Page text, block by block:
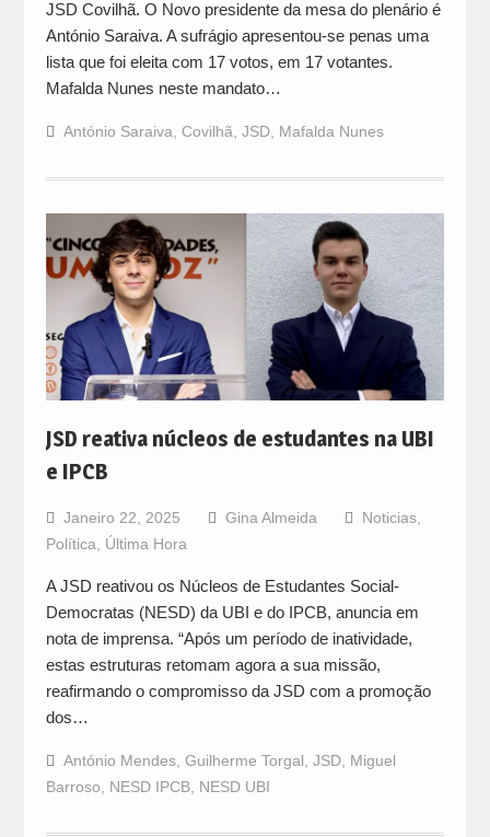
JSD Covilhã. O Novo presidente da mesa do plenário é
António Saraiva. A sufrágio apresentou-se penas uma
lista que foi eleita com 17 votos, em 17 votantes.
Mafalda Nunes neste mandato…
António Saraiva, Covilhã, JSD, Mafalda Nunes
JSD reativa núcleos de estudantes na UBI
e IPCB
Janeiro 22, 2025 Gina Almeida Noticias,
Política
Última Hora
A JSD reativou os Núcleos de Estudantes Social-
Democratas (NESD) da UBI e do IPCB, anuncia em
nota de imprensa. “Após um período de inatividade,
estas estruturas retomam agora a sua missão,
reafirmando o compromisso da JSD com a promoção
dos…
António Mendes, Guilherme Torgal JSD, Miguel
Barroso
NESD IPCB, NESD UBI